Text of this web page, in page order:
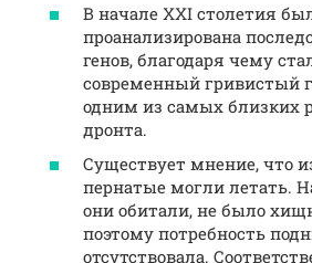
В начале XXI столетия
проанализирована
генов, благодаря чему
современный гривистый
одним из самых близких
дронта.
Существует мнение, что
пернатые могли летать.
они обитали, не было
поэтому потребность
отсутствовала.